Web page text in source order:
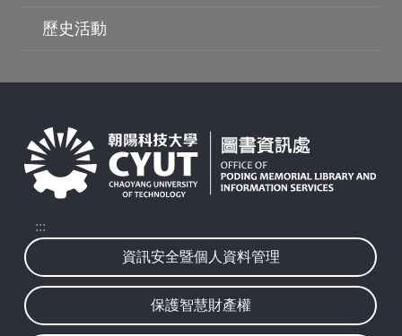
歷史活動
:::
資訊安全暨個人資料管理
保護智慧財產權